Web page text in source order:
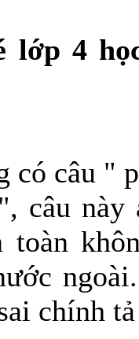
lớp 4
có câu "
câu
toàn
chính